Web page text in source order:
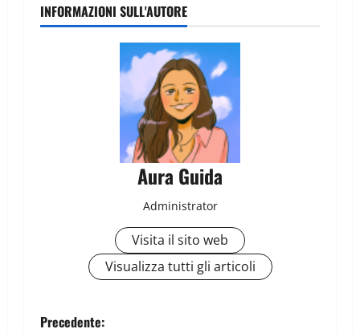
INFORMAZIONI SULL'AUTORE
Aura Guida
Administrator
Visita il sito web
Visualizza tutti gli articoli
Precedente: